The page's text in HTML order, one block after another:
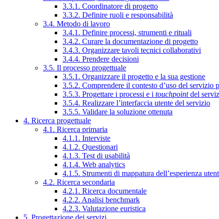
3.3.1. Coordinatore di progetto
3.3.2. Definire ruoli e responsabilità
3.4. Metodo di lavoro
3.4.1. Definire processi, strumenti e rituali
3.4.2. Curare la documentazione di progetto
3.4.3. Organizzare tavoli tecnici collaborativi
3.4.4. Prendere decisioni
3.5. Il processo progettuale
3.5.1. Organizzare il progetto e la sua gestione
3.5.2. Comprendere il contesto d’uso del servizio
3.5.3. Progettare i processi e i touchpointdel
3.5.4. Realizzare l’interfaccia utente del servizio
3.5.5. Validare la soluzione ottenuta
4. Ricerca progettuale
4.1. Ricerca primaria
4.1.1. Interviste
4.1.2. Questionari
4.1.3. Test di usabilità
4.1.4. Web analytics
4.1.5. Strumenti di mappatura dell’esperienza
4.2. Ricerca secondaria
4.2.1. Ricerca documentale
4.2.2. Analisi benchmark
4.2.3. Valutazione euristica
5. Progettazione dei servizi